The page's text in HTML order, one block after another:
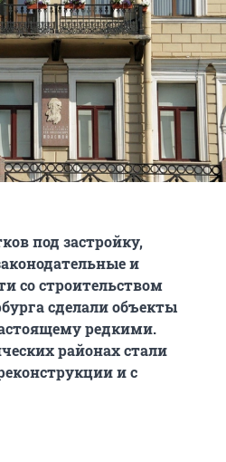
под застройку,
и
со строительством
сделали объекты
редкими.
районах стали
и с